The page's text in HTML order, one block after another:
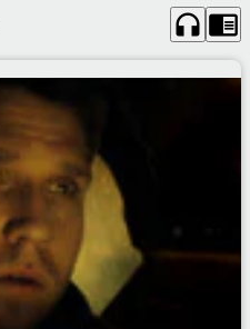
headphones chrome_reader_mode